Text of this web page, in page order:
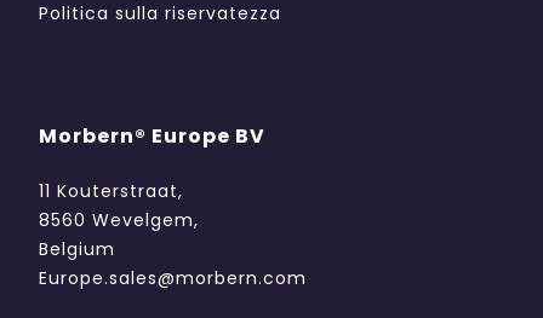
Politica sulla riservatezza
Morbern® Europe BV
11 Kouterstraat,
8560 Wevelgem,
Belgium
Europe.sales@morbern.com